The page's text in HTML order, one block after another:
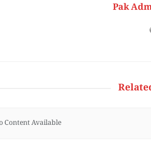
Pak
Content Available